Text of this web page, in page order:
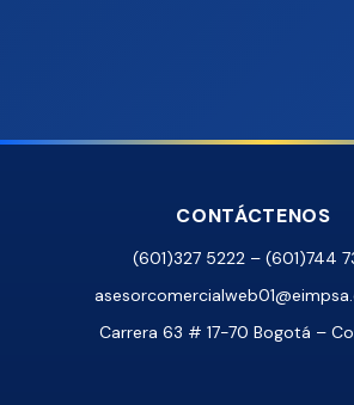
CONTÁCTENOS
(601)327 5222 – (601)744
Carrera 63 # 17-70 Bogotá –